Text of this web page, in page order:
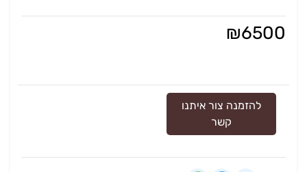
₪6500
להזמנה צור איתנו
קשר